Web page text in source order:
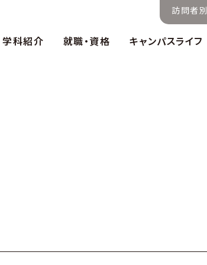
訪問者別
学科紹介 就職・資格 キャンパスライフ